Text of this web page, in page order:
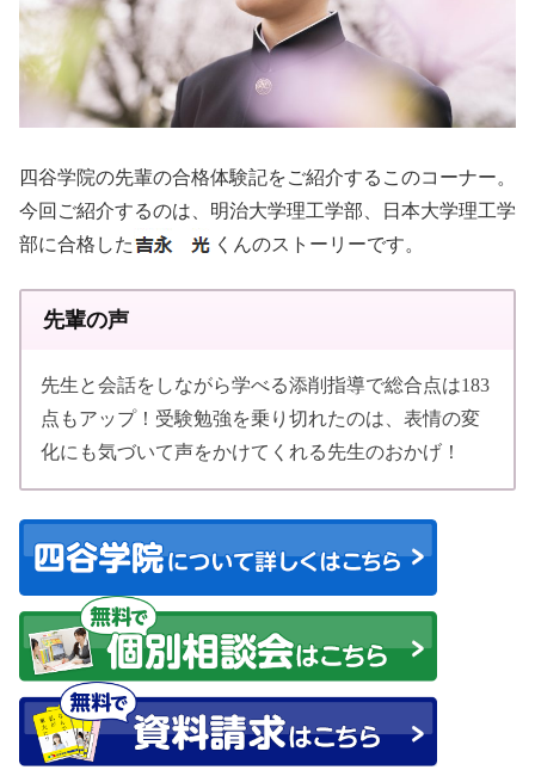
四谷学院の先輩の合格体験記をご紹介するこのコーナー。
今回ご紹介するのは、明治大学理工学部、日本大学理工学
部に合格した
くんのストーリーです。
先輩の声
先生と会話をしながら学べる添削指導で総合点は183
点もアップ！受験勉強を乗り切れたのは、表情の変
化にも気づいて声をかけてくれる先生のおかげ！